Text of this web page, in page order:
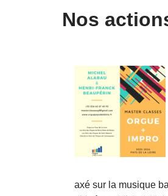
Nos
axé sur la musique